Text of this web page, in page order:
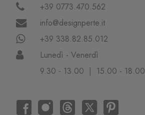
+39 0773.470.562
info@designperte.it
+39 338.82.85.012
Lunedì - Venerdì
9.30 - 13.00 | 15.00 - 18.00